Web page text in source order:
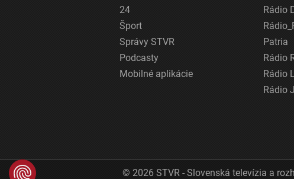
24
Šport
Správy STVR
Podcasty
Mobilné aplikácie
Rádio
Patria
Rádio
Rádio
Rádio
© 2026 STVR - Slovenská televízia a